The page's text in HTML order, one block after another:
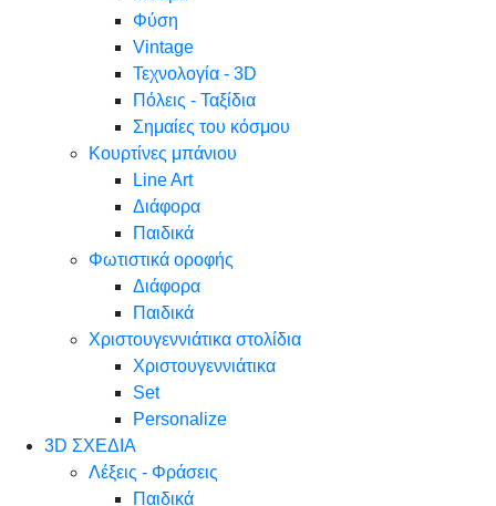
Φύση
Vintage
Τεχνολογία - 3D
Πόλεις - Ταξίδια
Σημαίες του κόσμου
Κουρτίνες μπάνιου
Line Art
Διάφορα
Παιδικά
Φωτιστικά οροφής
Διάφορα
Παιδικά
Χριστουγεννιάτικα στολίδια
Χριστουγεννιάτικα
Set
Personalize
3D ΣΧΕΔΙΑ
Λέξεις - Φράσεις
Παιδικά